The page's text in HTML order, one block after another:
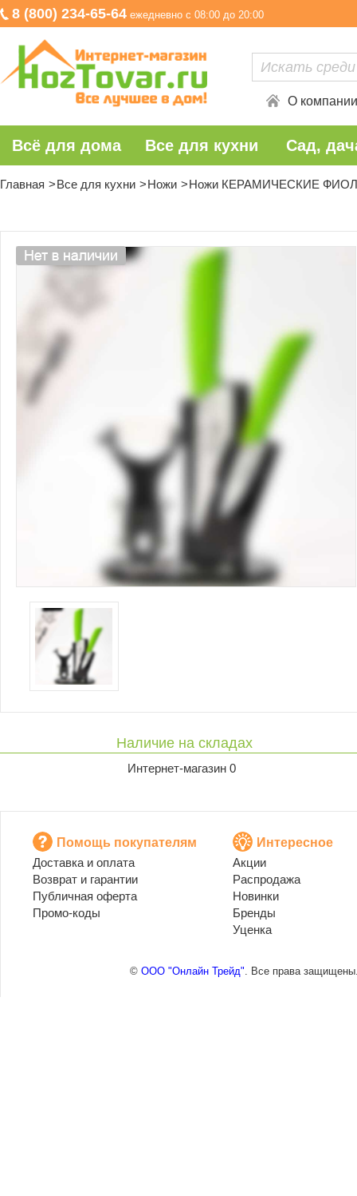
8 (800) 234-65-64 ежедневно с 08:00 до 20:00
О компании
Всё для дома Все для кухни Сад,
Главная Все для кухни Ножи Ножи КЕРАМИЧЕСКИЕ
Наличие на складах
Интернет-магазин 0
Помощь покупателям
Доставка и оплата
Возврат и гарантии
Публичная оферта
Промо-коды
Интересное
Акции
Распродажа
Новинки
Бренды
Уценка
© ООО "Онлайн Трейд". Все права